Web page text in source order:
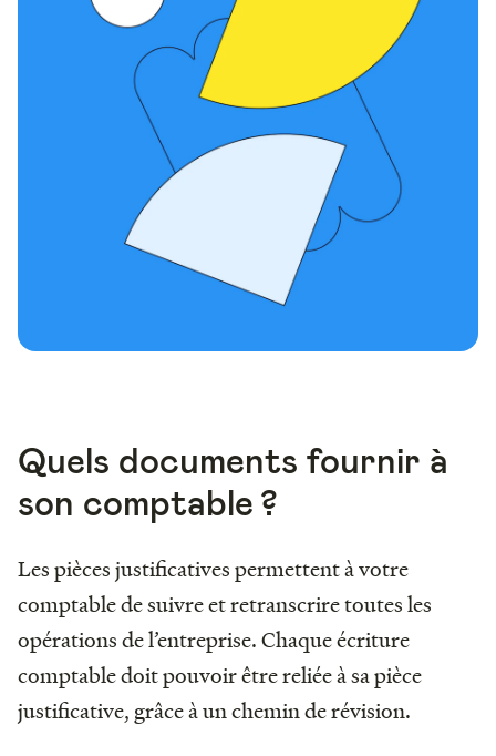
Quels documents fournir à
son comptable ?
Les pièces justificatives permettent à votre
comptable de suivre et retranscrire toutes les
opérations de l’entreprise. Chaque écriture
comptable doit pouvoir être reliée à sa pièce
justificative, grâce à un chemin de révision.